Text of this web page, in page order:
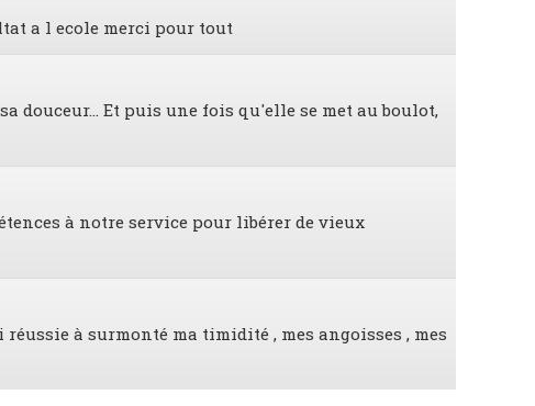
a l ecole merci pour tout
douceur... Et puis une fois qu'elle se met au boulot,
à notre service pour libérer de vieux
à surmonté ma timidité , mes angoisses , mes